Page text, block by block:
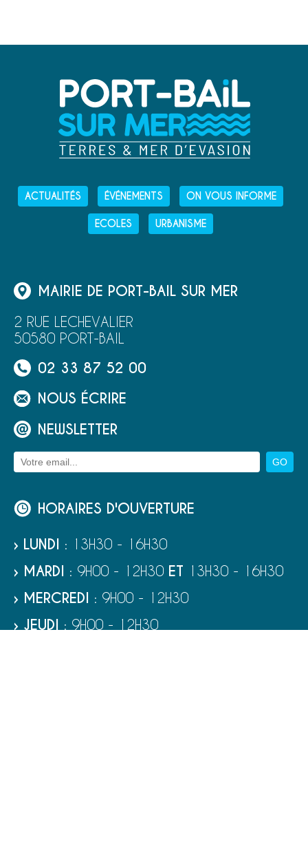
ACTUALITÉS ÉVÉNEMENTS ON VOUS INFORME
ECOLES URBANISME
MAIRIE DE PORT-BAIL SUR MER
2 RUE LECHEVALIER
50580 PORT-BAIL
02 33 87 52 00
NOUS ÉCRIRE
NEWSLETTER
HORAIRES D'OUVERTURE
› LUNDI : 13H30 - 16H30
› MARDI : 9H00 - 12H30 ET 13H30 - 16H30
› MERCREDI : 9H00 - 12H30
› JEUDI : 9H00 - 12H30